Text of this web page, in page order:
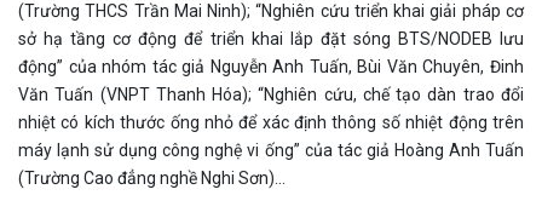
(Trường THCS Trần Mai Ninh); “Nghiên cứu triển khai giải pháp cơ
sở hạ tầng cơ động để triển khai lắp đặt sóng BTS/NODEB lưu
động” của nhóm tác giả Nguyễn Anh Tuấn, Bùi Văn Chuyên, Đinh
Văn Tuấn (VNPT Thanh Hóa); “Nghiên cứu, chế tạo dàn trao đổi
nhiệt có kích thước ống nhỏ để xác định thông số nhiệt động trên
máy lạnh sử dụng công nghệ vi ống” của tác giả Hoàng Anh Tuấn
(Trường Cao đẳng nghề Nghi Sơn)…